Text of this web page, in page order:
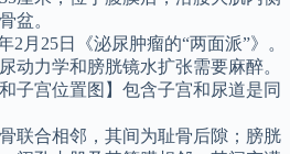
盆。
2月25日《泌尿肿瘤的“两面派”》。
动力学和膀胱镜水扩张需要麻醉。
子宫位置图】包含子宫和尿道是同
联合相邻，其间为耻骨后隙；膀胱